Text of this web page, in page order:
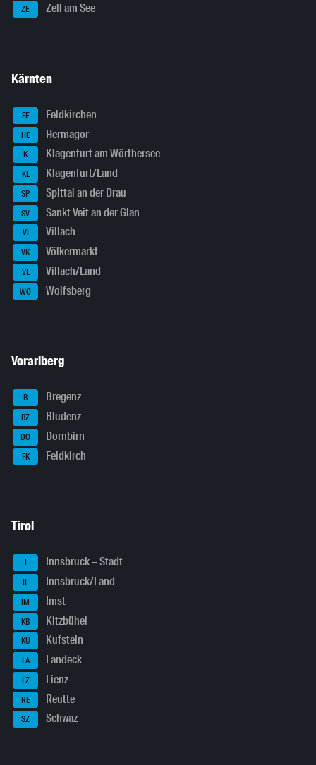
ZE Zell am See
Kärnten
FE Feldkirchen
HE Hermagor
K Klagenfurt am Wörthersee
KL Klagenfurt/Land
SP Spittal an der Drau
SV Sankt Veit an der Glan
VI Villach
VK Völkermarkt
VL Villach/Land
WO Wolfsberg
Vorarlberg
B Bregenz
BZ Bludenz
DO Dornbirn
FK Feldkirch
Tirol
I Innsbruck – Stadt
IL Innsbruck/Land
IM Imst
KB Kitzbühel
KU Kufstein
LA Landeck
LZ Lienz
RE Reutte
SZ Schwaz